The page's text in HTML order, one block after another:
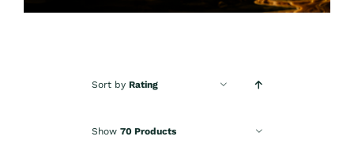
Sort by Rating
Show 70 Products